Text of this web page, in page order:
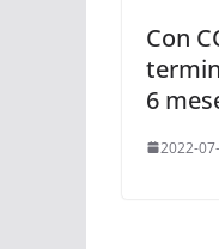
Con
6
2022-